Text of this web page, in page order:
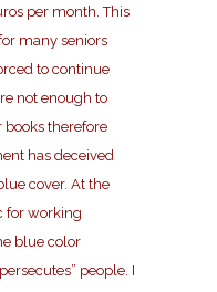
per month. This
many seniors
to continue
not enough to
books therefore
has deceived
cover. At the
for working
blue color
people. I